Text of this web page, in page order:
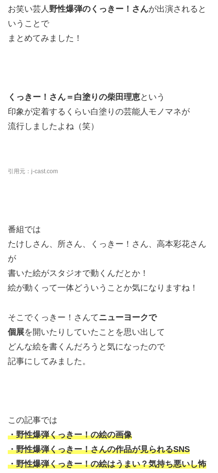
お笑い芸人野性爆弾のくっきー！さんが出演されると
いうことで
まとめてみました！
くっきー！さん＝白塗りの柴田理恵という
印象が定着するくらい白塗りの芸能人モノマネが
流行しましたよね（笑）
引用元：j-cast.com
番組では
たけしさん、所さん、くっきー！さん、高本彩花さん
が
書いた絵がスタジオで動くんだとか！
絵が動くって一体どういうことか気になりますね！
そこでくっきー！さんてニューヨークで
個展を開いたりしていたことを思い出して
どんな絵を書くんだろうと気になったので
記事にしてみました。
この記事では
・野性爆弾くっきー！の絵の画像
・野性爆弾くっきー！さんの作品が見られるSNS
・野性爆弾くっきー！の絵はうまい？気持ち悪いし怖